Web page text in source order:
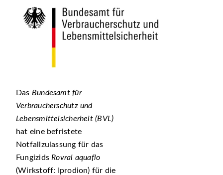
Das Bundesamt für
Verbraucherschutz und
Lebensmittelsicherheit (BVL)
hat eine befristete
Notfallzulassung für das
Fungizids Rovral aquaflo
(Wirkstoff: Iprodion) für die